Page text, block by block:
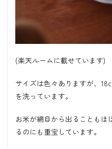
(楽天ルームに載せています)
サイズは色々ありますが、
を洗っています。
お米が網目から出ることも
るのにも重宝しています。